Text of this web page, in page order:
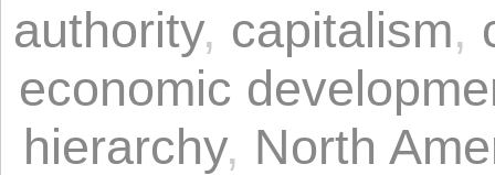
authority, capitalism,
economic
hierarchy, North